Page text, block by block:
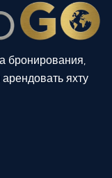
бронирования,
яхту